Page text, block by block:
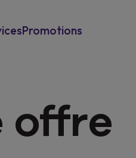
Promotions
New Musso
offre